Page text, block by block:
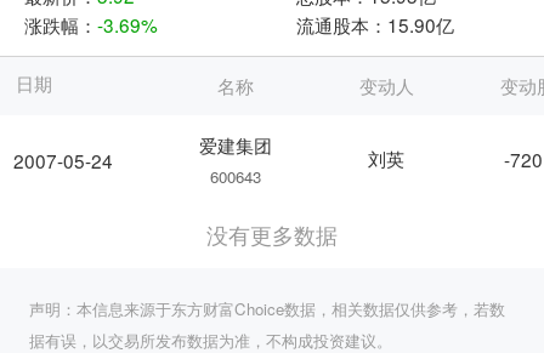
涨跌幅： -3.69% 流通股本： 15.90亿
日期
2007-05-24
名称 变动人 变动
爱建集团
600643
刘英 -
没有更多数据
声明：本信息来源于东方财富Choice数据，相关数据仅供参考，若数
据有误，以交易所发布数据为准，不构成投资建议。